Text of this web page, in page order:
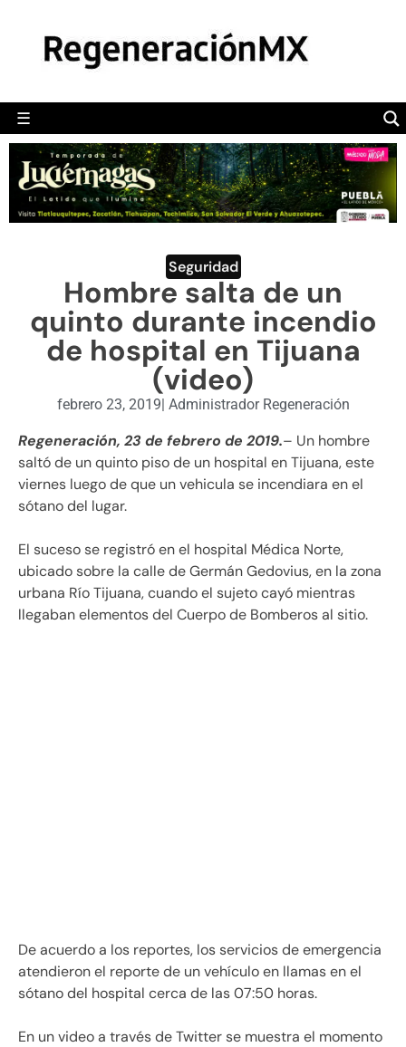
☰
POLÍTICA
CAMALEÓN
OPINIÓN
DEPORTES
ENGLISH SECTION
VIDEOS
Seguridad
Hombre salta de un
quinto durante incendio
de hospital en Tijuana
(video)
febrero 23, 2019| Administrador Regeneración
Regeneración, 23 de febrero de 2019.– Un hombre
saltó de un quinto piso de un hospital en Tijuana, este
viernes luego de que un vehicula se incendiara en el
sótano del lugar.
El suceso se registró en el hospital Médica Norte,
ubicado sobre la calle de Germán Gedovius, en la zona
urbana Río Tijuana, cuando el sujeto cayó mientras
llegaban elementos del Cuerpo de Bomberos al sitio.
De acuerdo a los reportes, los servicios de emergencia
atendieron el reporte de un vehículo en llamas en el
sótano del hospital cerca de las 07:50 horas.
En un video a través de Twitter se muestra el momento